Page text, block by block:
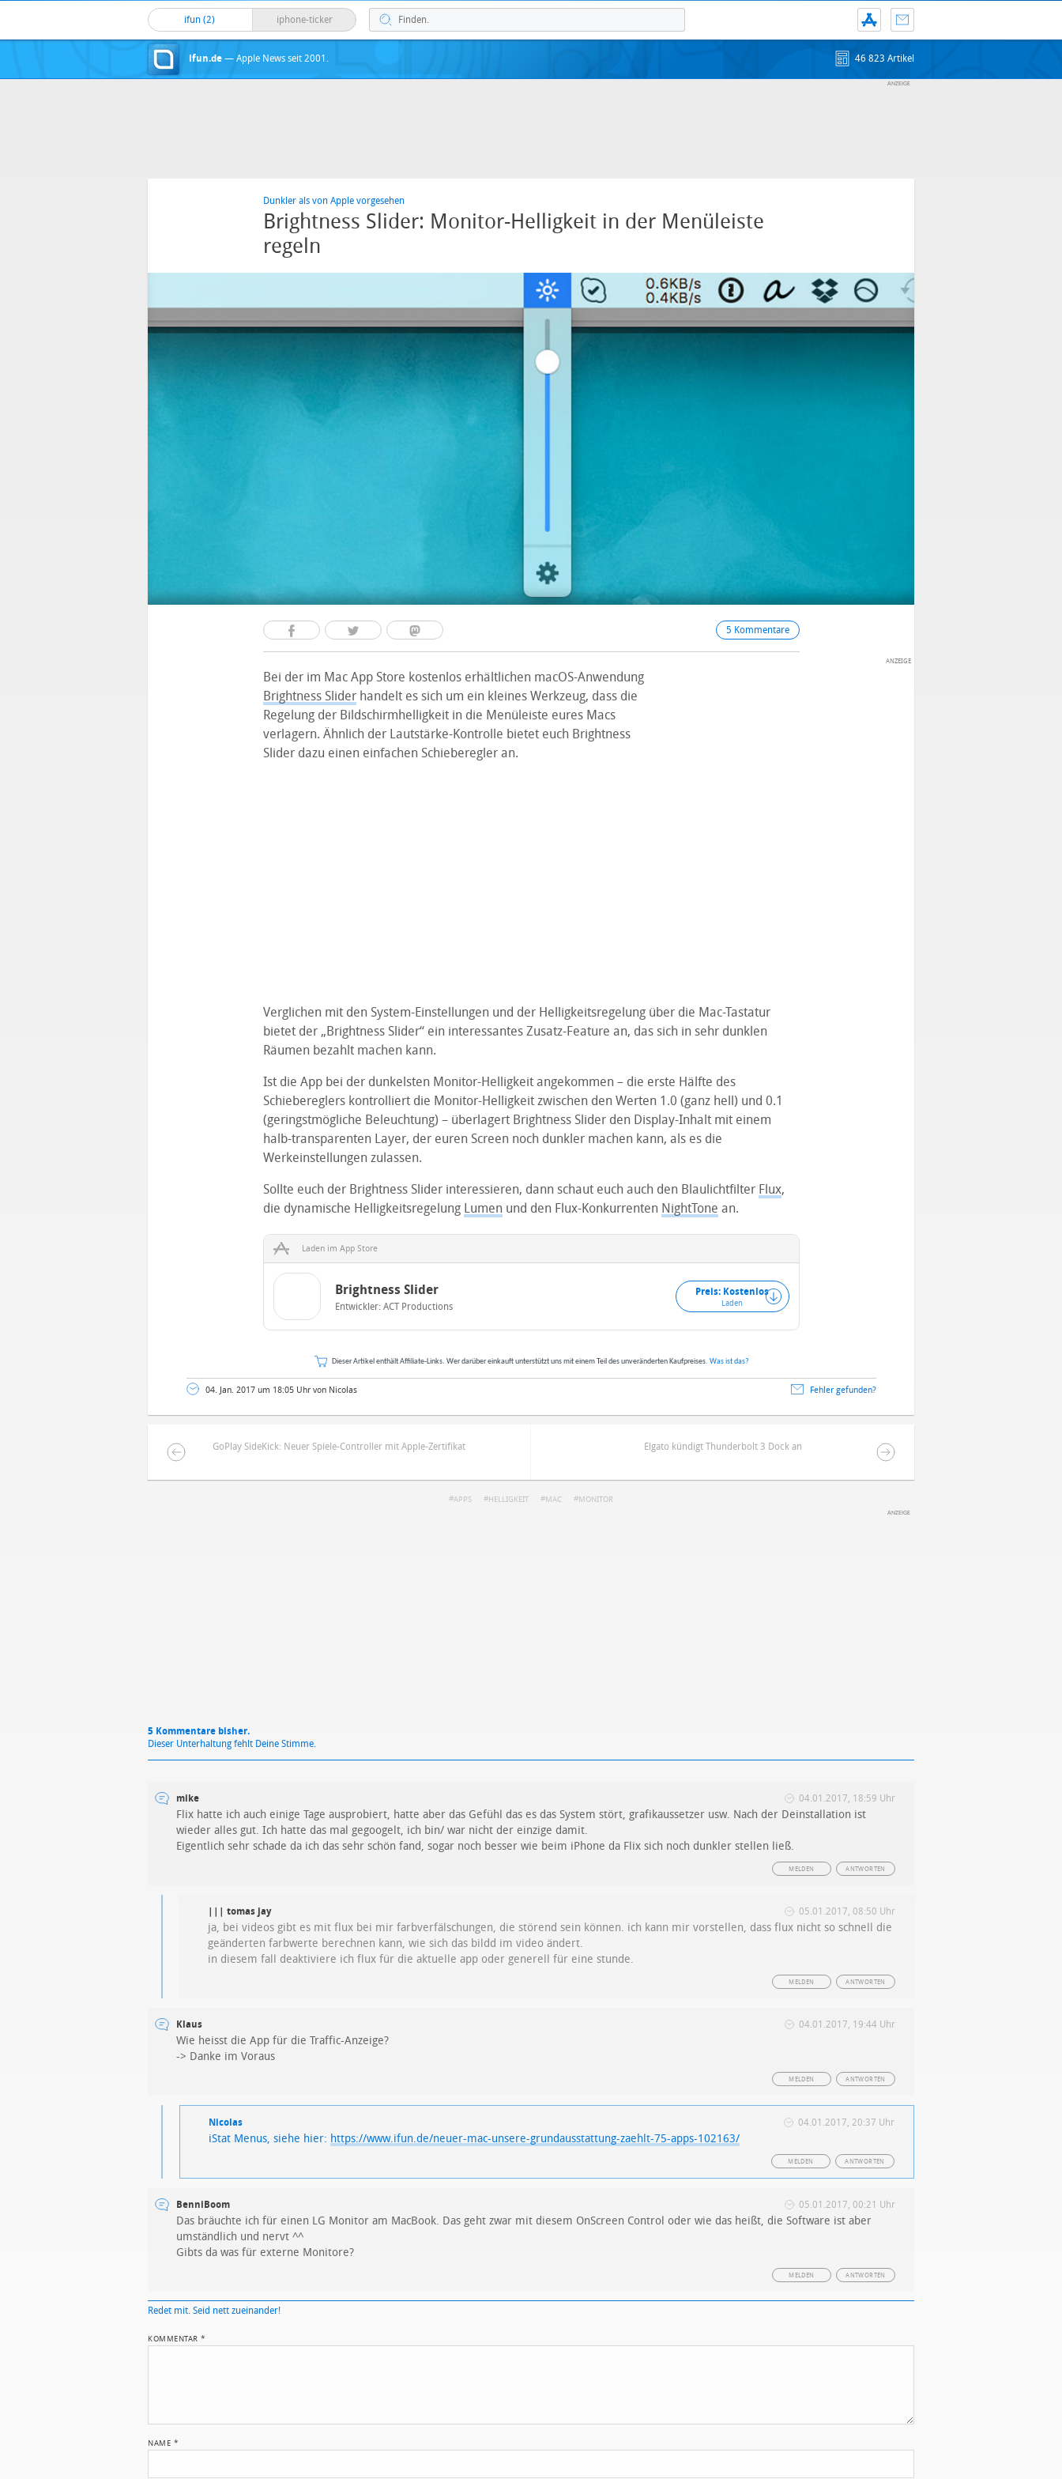
ifun (2) iphone-ticker
ifun.de — Apple News seit 2001. 46 823 Artikel
Dunkler als von Apple vorgesehen
Brightness Slider: Monitor-Helligkeit in der Menüleiste
regeln
5 Kommentare
Bei der im Mac App Store kostenlos erhältlichen macOS-Anwendung
Brightness Sliderhandelt es sich um ein kleines Werkzeug, dass die
Regelung der Bildschirmhelligkeit in die Menüleiste eures Macs
verlagern. Ähnlich der Lautstärke-Kontrolle bietet euch Brightness
Slider dazu einen einfachen Schieberegler an.
Verglichen mit den System-Einstellungen und der Helligkeitsregelung über die Mac-Tastatur
bietet der „Brightness Slider“ ein interessantes Zusatz-Feature an, das sich in sehr dunklen
Räumen bezahlt machen kann.
Ist die App bei der dunkelsten Monitor-Helligkeit angekommen – die erste Hälfte des
Schiebereglers kontrolliert die Monitor-Helligkeit zwischen den Werten 1.0 (ganz hell) und 0.1
(geringstmögliche Beleuchtung) – überlagert Brightness Slider den Display-Inhalt mit einem
halb-transparenten Layer, der euren Screen noch dunkler machen kann, als es die
Werkeinstellungen zulassen.
Sollte euch der Brightness Slider interessieren, dann schaut euch auch den Blaulichtfilter Flux,
die dynamische Helligkeitsregelung Lumenund den Flux-Konkurrenten NightTone an.
Laden im App Store
Brightness Slider
Entwickler: ACT Productions
Preis: Kostenlos
Laden
Dieser Artikel enthält Affiliate-Links. Wer darüber einkauft unterstützt uns mit einem Teil des unveränderten Kaufpreises. Was ist das?
04. Jan. 2017 um 18:05 Uhr von Nicolas Fehler gefunden?
GoPlay SideKick: Neuer Spiele-Controller mit Apple-Zertifikat Elgato kündigt Thunderbolt 3 Dock an
APPS HELLIGKEIT MAC MONITOR
5 Kommentare bisher.
Dieser Unterhaltung fehlt Deine Stimme.
mike 04.01.2017, 18:59 Uhr
Flix hatte ich auch einige Tage ausprobiert, hatte aber das Gefühl das es das System stört, grafikaussetzer usw. Nach der Deinstallation ist
wieder alles gut. Ich hatte das mal gegoogelt, ich bin/ war nicht der einzige damit.
Eigentlich sehr schade da ich das sehr schön fand, sogar noch besser wie beim iPhone da Flix sich noch dunkler stellen ließ.
ANTWORTEN
MELDEN
||| tomas jay 05.01.2017, 08:50 Uhr
ja, bei videos gibt es mit flux bei mir farbverfälschungen, die störend sein können. ich kann mir vorstellen, dass flux nicht so schnell die
geänderten farbwerte berechnen kann, wie sich das bildd im video ändert.
in diesem fall deaktiviere ich flux für die aktuelle app oder generell für eine stunde.
ANTWORTEN
MELDEN
Klaus 04.01.2017, 19:44 Uhr
Wie heisst die App für die Traffic-Anzeige?
-> Danke im Voraus
ANTWORTEN
MELDEN
Nicolas 04.01.2017, 20:37 Uhr
iStat Menus, siehe hier: https://www.ifun.de/neuer-mac-unsere-grundausstattung-zaehlt-75-apps-102163/
ANTWORTEN
MELDEN
BenniBoom 05.01.2017, 00:21 Uhr
Das bräuchte ich für einen LG Monitor am MacBook. Das geht zwar mit diesem OnScreen Control oder wie das heißt, die Software ist aber
umständlich und nervt ^^
Gibts da was für externe Monitore?
ANTWORTEN
MELDEN
Redet mit. Seid nett zueinander!
KOMMENTAR *
NAME *